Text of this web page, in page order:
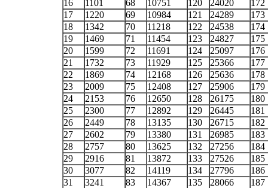
16 1101 68 10751 120 24020
172
17
1220 69 10984 121 24289
173
18
1342 70 11218 122 24538
174
19
1469 71 11454 123 24827
175
20
1599 72 11691 124 25097
176
21
1732 73 11929 125 25366
177
22
1869 74 12168 126 25636
178
23
2009 75 12408 127 25906
179
24
2153 76 12650 128 26175
180
25
2300 77 12892 129 26445
181
26
2449 78 13135 130 26715
182
27
2602 79 13380 131 26985
183
28
2757 80 13625 132 27256
184
29
2916 81 13872 133 27526
185
30
3077 82 14119 134 27796
186
31
3241 83 14367 135 28066
187